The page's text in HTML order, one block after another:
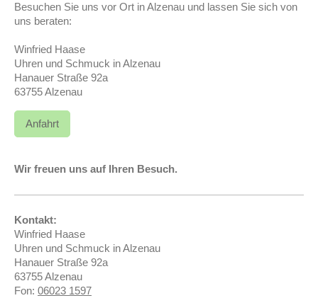
Besuchen Sie uns vor Ort in Alzenau und lassen Sie sich von
uns beraten:
Winfried Haase
Uhren und Schmuck in Alzenau
Hanauer Straße 92a
63755 Alzenau
Anfahrt
Wir freuen uns auf Ihren Besuch.
Kontakt:
Winfried Haase
Uhren und Schmuck in Alzenau
Hanauer Straße 92a
63755 Alzenau
Fon: 06023 1597